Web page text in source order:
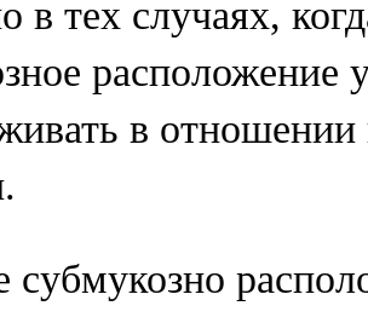
в тех случаях,
расположение
в
субмукозно